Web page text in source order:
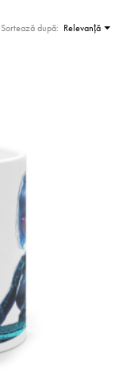
Sortează după: Relevanţă